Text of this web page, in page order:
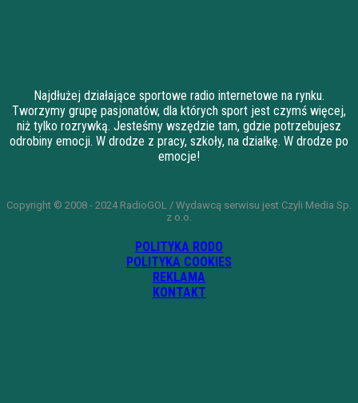
Najdłużej działające sportowe radio internetowe na rynku.
Tworzymy grupę pasjonatów, dla których sport jest czymś więcej,
niż tylko rozrywką. Jesteśmy wszędzie tam, gdzie potrzebujesz
odrobiny emocji. W drodze z pracy, szkoły, na działkę. W drodze po
emocje!
Copyright © 2008 - 2024 RadioGOL / Wydawcą serwisu jest Czyli Media Sp.
z o.o.
POLITYKA RODO
POLITYKA COOKIES
REKLAMA
KONTAKT